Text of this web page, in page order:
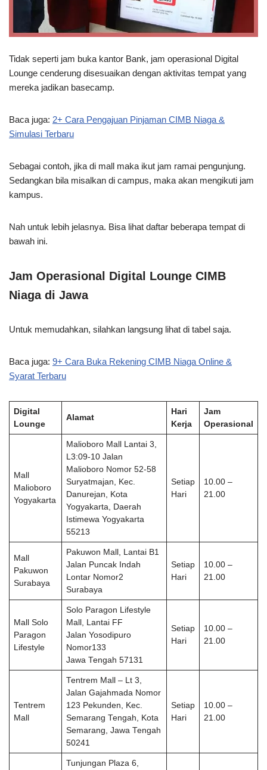
Tidak seperti jam buka kantor Bank, jam operasional Digital
Lounge cenderung disesuaikan dengan aktivitas tempat yang
mereka jadikan basecamp.
Baca juga: 2+ Cara Pengajuan Pinjaman CIMB Niaga &
Simulasi Terbaru
Sebagai contoh, jika di mall maka ikut jam ramai pengunjung.
Sedangkan bila misalkan di campus, maka akan mengikuti jam
kampus.
Nah untuk lebih jelasnya. Bisa lihat daftar beberapa tempat di
bawah ini.
Jam Operasional Digital Lounge CIMB
Niaga di Jawa
Untuk memudahkan, silahkan langsung lihat di tabel saja.
Baca juga: 9+ Cara Buka Rekening CIMB Niaga Online &
Syarat Terbaru
Digital
Lounge
Alamat
Hari
Kerja
Jam
Operasional
Mall
Malioboro
Yogyakarta
Malioboro Mall Lantai 3,
L3:09-10 Jalan
Malioboro Nomor 52-58
Suryatmajan, Kec.
Danurejan, Kota
Yogyakarta, Daerah
Istimewa Yogyakarta
55213
Setiap
Hari
10.00 –
21.00
Mall
Pakuwon
Surabaya
Pakuwon Mall, Lantai B1
Jalan Puncak Indah
Lontar Nomor2
Surabaya
Setiap
Hari
10.00 –
21.00
Mall Solo
Paragon
Lifestyle
Solo Paragon Lifestyle
Mall, Lantai FF
Jalan Yosodipuro
Nomor133
Jawa Tengah 57131
Setiap
Hari
10.00 –
21.00
Tentrem
Mall
Tentrem Mall – Lt 3,
Jalan Gajahmada Nomor
123 Pekunden, Kec.
Semarang Tengah, Kota
Semarang, Jawa Tengah
50241
Setiap
Hari
10.00 –
21.00
Tunjungan Plaza 6,